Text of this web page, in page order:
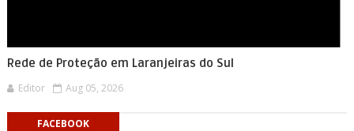
Rede de Proteção em Laranjeiras do Sul
Editor Aug 05, 2026
FACEBOOK